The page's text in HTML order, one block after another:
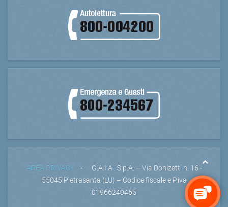
AREA PRIVACY- G.A.I.A . S.p.A. – Via Donizetti n. 16 -
55045 Pietrasanta (LU) – Codice fiscale e P.iva
01966240465